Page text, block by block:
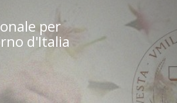
per
d'Italia